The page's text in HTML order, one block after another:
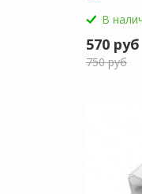
В
570 руб
750 руб